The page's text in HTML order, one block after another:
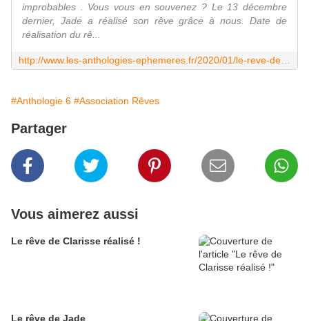
improbables . Vous vous en souvenez ? Le 13 décembre
dernier, Jade a réalisé son rêve grâce à nous. Date de
réalisation du rê...
#Anthologie 6 #Association Rêves
Partager
Vous aimerez aussi
Le rêve de Clarisse réalisé !
Le rêve de Jade